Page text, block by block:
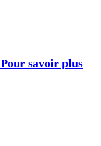
Pour savoir plus